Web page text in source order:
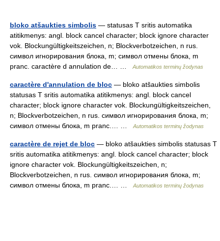
bloko atšaukties simbolis — statusas T sritis automatika
atitikmenys: angl. block cancel character; block ignore character
vok. Blockungültigkeitszeichen, n; Blockverbotzeichen, n rus.
символ игнорирования блока, m; символ отмены блока, m
pranc. caractère d annulation de… …
Automatikos terminų žodynas
caractère d'annulation de bloc — bloko atšaukties simbolis
statusas T sritis automatika atitikmenys: angl. block cancel
character; block ignore character vok. Blockungültigkeitszeichen,
n; Blockverbotzeichen, n rus. символ игнорирования блока, m;
символ отмены блока, m pranc.… …
Automatikos terminų žodynas
caractère de rejet de bloc — bloko atšaukties simbolis statusas T
sritis automatika atitikmenys: angl. block cancel character; block
ignore character vok. Blockungültigkeitszeichen, n;
Blockverbotzeichen, n rus. символ игнорирования блока, m;
символ отмены блока, m pranc.… …
Automatikos terminų žodynas